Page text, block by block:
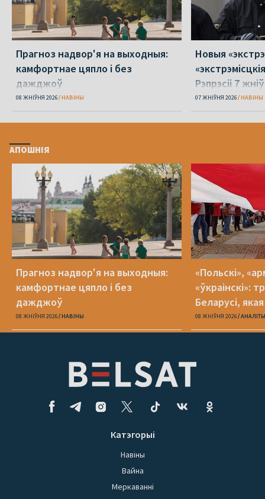
Прагноз надвор'я на выходныя:
камфортнае цяпло і без
дажджоў
08 ЖНІЎНЯ 2026 НАВІНЫ
Новыя
Рэпрэсіі 7
07 ЖНІЎНЯ 2026 НАВІНЫ
АПОШНІЯ
Прагноз надвор'я на выходныя:
камфортнае цяпло і без
дажджоў
08 ЖНІЎНЯ 2026 НАВІНЫ
«Польскі»,
«ўкраінскі»:
Беларусі,
08 ЖНІЎНЯ 2026
Катэгорыі
Навіны
Вайна
Меркаванні